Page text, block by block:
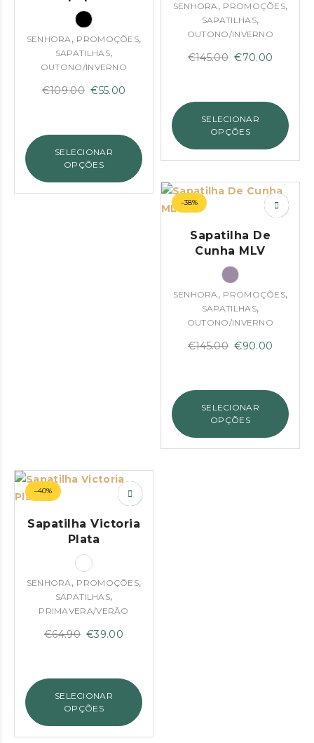
SENHORA, PROMOÇÕES,
SAPATILHAS,
OUTONO/INVERNO
€109.00 O
€109.00.
€55.00
é:
€55.00.
SELECIONAR
OPÇÕES
SENHORA, PROMOÇÕES,
SAPATILHAS,
OUTONO/INVERNO
€145.00 O
€145.00.
€70.00
é:
€70.00.
SELECIONAR
OPÇÕES
–38%
Sapatilha De
Cunha MLV
SENHORA, PROMOÇÕES,
SAPATILHAS,
OUTONO/INVERNO
€145.00 O
€145.00.
€90.00
é:
€90.00.
SELECIONAR
OPÇÕES
–40%
Sapatilha Victoria
Plata
SENHORA, PROMOÇÕES,
SAPATILHAS,
PRIMAVERA/VERÃO
€64.90 O
€64.90.
€39.00
é:
€39.00.
SELECIONAR
OPÇÕES